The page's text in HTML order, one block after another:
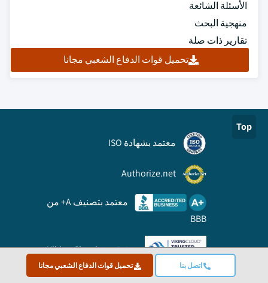
اتصل بنا تحميل قوات الدفاع الشعبي مجانا
الأسئلة الشائعة
منهجية البحث
تقارير ذات صلة
تحميل قوات الدفاع الشعبي مجانا
Top
معتمد بشهادة ISO
Authorize.net
معتمد بتصنيف A+ من
BBB
موثوق من Viking Cloud
وصلة